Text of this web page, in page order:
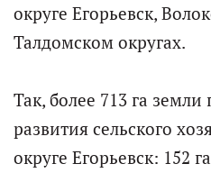
округе Егорьевск,
Талдомском округах.
Так, более 713 га
развития сельского
округе Егорьевск: 152